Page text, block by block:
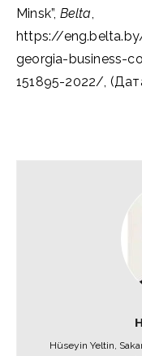
Minsk”, Belta,
https://
georgia-business-
151895-2022/,
Hüseyin Yeltin,